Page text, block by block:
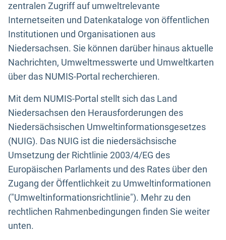
zentralen Zugriff auf umweltrelevante
Internetseiten und Datenkataloge von öffentlichen
Institutionen und Organisationen aus
Niedersachsen. Sie können darüber hinaus aktuelle
Nachrichten, Umweltmesswerte und Umweltkarten
über das NUMIS-Portal recherchieren.
Mit dem NUMIS-Portal stellt sich das Land
Niedersachsen den Herausforderungen des
Niedersächsischen Umweltinformationsgesetzes
(NUIG). Das NUIG ist die niedersächsische
Umsetzung der Richtlinie 2003/4/EG des
Europäischen Parlaments und des Rates über den
Zugang der Öffentlichkeit zu Umweltinformationen
("Umweltinformationsrichtlinie"). Mehr zu den
rechtlichen Rahmenbedingungen finden Sie weiter
unten.